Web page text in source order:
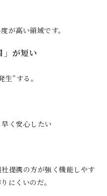
が高い領域です。
が短い
”する。
く安心したい
提携の方が強く機能しやす
にくいのだ。